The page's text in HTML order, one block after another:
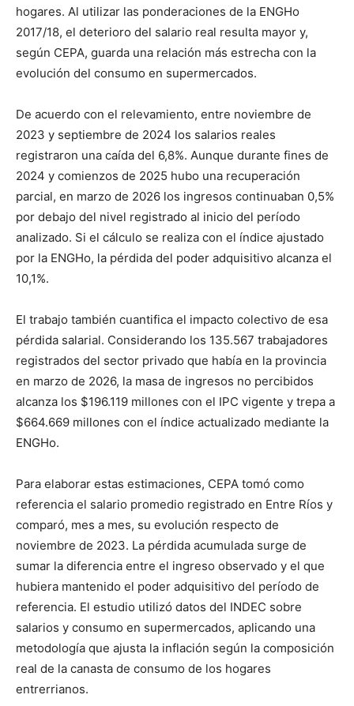
hogares. Al utilizar las ponderaciones de la ENGHo
2017/18, el deterioro del salario real resulta mayor y,
según CEPA, guarda una relación más estrecha con la
evolución del consumo en supermercados.
De acuerdo con el relevamiento, entre noviembre de
2023 y septiembre de 2024 los salarios reales
registraron una caída del 6,8%. Aunque durante fines de
2024 y comienzos de 2025 hubo una recuperación
parcial, en marzo de 2026 los ingresos continuaban 0,5%
por debajo del nivel registrado al inicio del período
analizado. Si el cálculo se realiza con el índice ajustado
por la ENGHo, la pérdida del poder adquisitivo alcanza el
10,1%.
El trabajo también cuantifica el impacto colectivo de esa
pérdida salarial. Considerando los 135.567 trabajadores
registrados del sector privado que había en la provincia
en marzo de 2026, la masa de ingresos no percibidos
alcanza los $196.119 millones con el IPC vigente y trepa a
$664.669 millones con el índice actualizado mediante la
ENGHo.
Para elaborar estas estimaciones, CEPA tomó como
referencia el salario promedio registrado en Entre Ríos y
comparó, mes a mes, su evolución respecto de
noviembre de 2023. La pérdida acumulada surge de
sumar la diferencia entre el ingreso observado y el que
hubiera mantenido el poder adquisitivo del período de
referencia. El estudio utilizó datos del INDEC sobre
salarios y consumo en supermercados, aplicando una
metodología que ajusta la inflación según la composición
real de la canasta de consumo de los hogares
entrerrianos.